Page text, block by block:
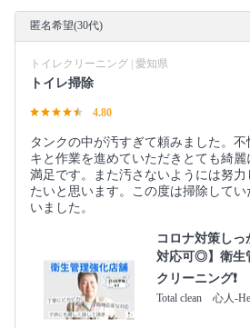
匿名希望(30代)
トイレクリーニング | 愛知県
トイレ掃除
4.80
タンクの中が汚すぎて頼みました。
キと作業を進めていただきとても綺麗
満足です。また汚さないようには努
たいと思います。この度は掃除して
いました。
コロナ対策し
対応可◎】衛生
クリーニング❗️
Total clean 心人-